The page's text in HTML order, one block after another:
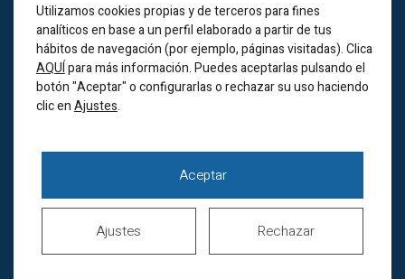
BILBAO
Horario de verano
Lunes a jueves de
Viernes de 8.00 a 15.00h
Sábados cerrados
Utilizamos cookies propias y de terceros para fines
analíticos en base a un perfil elaborado a partir de tus
hábitos de navegación (por ejemplo, páginas visitadas). Clica
AQUÍpara más información. Puedes aceptarlas pulsando el
botón "Aceptar" o configurarlas o rechazar su uso haciendo
clic enAjustes.
Aceptar
Rechazar
Ajustes